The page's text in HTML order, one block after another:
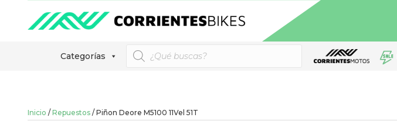
Categorías
Búsqueda
de
productos
Inicio / Repuestos / Piñon Deore M5100 11Vel 51T